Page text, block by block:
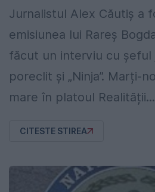
Jurnalistul Alex Căutiș a
emisiunea lui Rareș
făcut un interviu cu șeful
poreclit și „Ninja”. Marți-
mare în platoul Realității...
CITESTE STIREA